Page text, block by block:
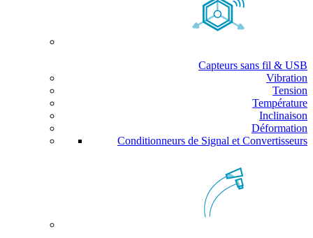
Capteurs sans fil & USB
Vibration
Tension
Température
Inclinaison
Déformation
Conditionneurs de Signal et Convertisseurs